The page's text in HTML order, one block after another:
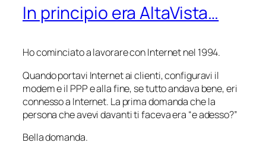
In principio era AltaVista…
Ho cominciato a lavorare con Internet nel 1994.
Quando portavi Internet ai clienti, configuravi il
modem e il PPP e alla fine, se tutto andava bene, eri
connesso a Internet. La prima domanda che la
persona che avevi davanti ti faceva era “e adesso?”
Bella domanda.